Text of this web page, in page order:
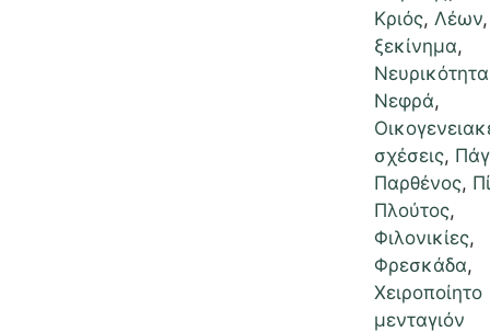
Κριός, Λέων
ξεκίνημα,
Νευρικότητα
Νεφρά,
σχέσεις,
Παρθένος,
Πλούτος,
Φιλονικίες,
Φρεσκάδα,
Χειροποίητο
μενταγιόν